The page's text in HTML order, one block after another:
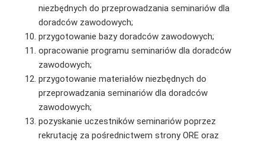
niezbędnych do przeprowadzania seminariów dla
doradców zawodowych;
przygotowanie bazy doradców zawodowych;
opracowanie programu seminariów dla doradców
zawodowych;
przygotowanie materiałów niezbędnych do
przeprowadzania seminariów dla doradców
zawodowych;
pozyskanie uczestników seminariów poprzez
rekrutację za pośrednictwem strony ORE oraz